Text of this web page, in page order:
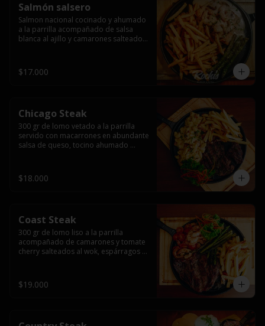
Salmón salsero
Salmon nacional cocinado y ahumado
a la parrilla acompañado de salsa
blanca al ajillo y camarones salteados,
$17.000
Chicago Steak
300 gr de lomo vetado a la parrilla
servido con macarrones en abundante
salsa de queso, tocino ahumado
$18.000
Coast Steak
300 gr de lomo liso a la parrilla
acompañado de camarones y tomate
cherry salteados al wok, espárragos
$19.000